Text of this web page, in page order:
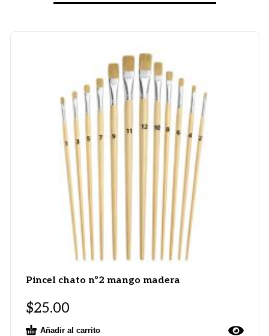
Pincel chato nº2 mango madera
$25.00
Añadir al carrito